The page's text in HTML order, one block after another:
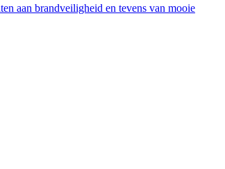
aan brandveiligheid en tevens van mooie